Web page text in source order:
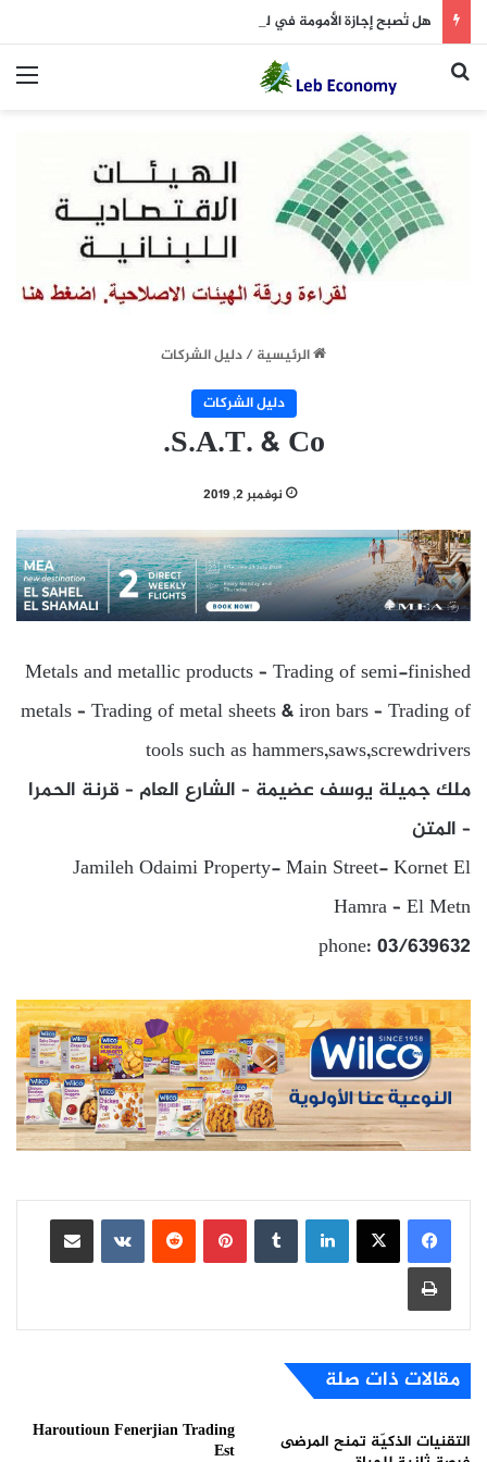
هل تُصبح إجازة الأمومة في لبنان 14 أسبوعاً؟
بحث عن
الرئيسية/دليل الشركات
دليل الشركات
S.A.T. & Co.
نوفمبر 2, 2019
Metals and metallic products – Trading of semi-finished
metals – Trading of metal sheets & iron bars – Trading of
tools such as hammers,saws,screwdrivers
ملك جميلة يوسف عضيمة – الشارع العام – قرنة الحمرا
– المتن
Jamileh Odaimi Property- Main Street- Kornet El
Hamra – El Metn
phone: 03/639632
لينكدإن بينتيريست
مشاركة عبر البريد
طباعة
مقالات ذات صلة
التقنيات الذكيّة تمنح المرضى
Haroutioun Fenerjian Trading
Est